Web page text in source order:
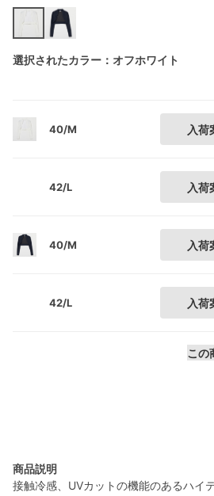
選択されたカラー：オフホワイト
40/M 入荷
42/L 入荷
40/M 入荷
42/L 入荷
この
商品説明
接触冷感、UVカットの機能のあるハイ